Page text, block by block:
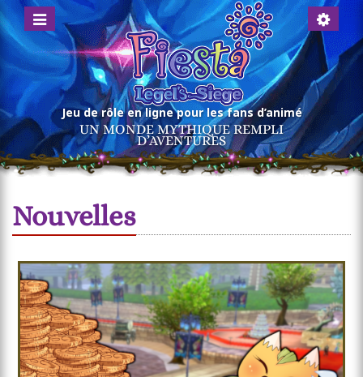
anzeigen
Menü
anzeigen
Jeu de rôle en ligne pour les fans d’animé
UN MONDE MYTHIQUE REMPLI
D’AVENTURES
Nouvelles